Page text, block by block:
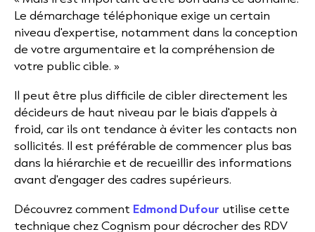
Le démarchage téléphonique exige un certain
niveau d'expertise, notamment dans la conception
de votre argumentaire et la compréhension de
votre public cible. »
Il peut être plus difficile de cibler directement les
décideurs de haut niveau par le biais d'appels à
froid, car ils ont tendance à éviter les contacts non
sollicités. Il est préférable de commencer plus bas
dans la hiérarchie et de recueillir des informations
avant d'engager des cadres supérieurs.
Découvrez comment Edmond Dufour utilise cette
technique chez Cognism pour décrocher des RDV